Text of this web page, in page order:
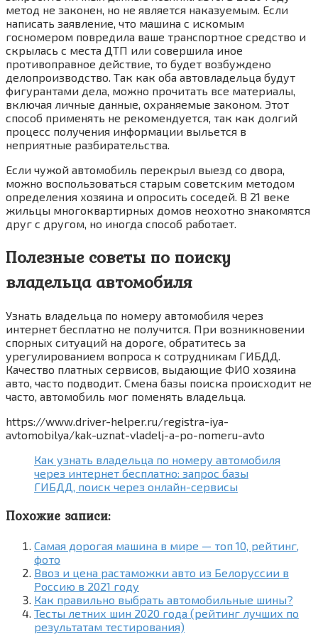
метод не законен, но не является наказуемым. Если
написать заявление, что машина с искомым
госномером повредила ваше транспортное средство и
скрылась с места ДТП или совершила иное
противоправное действие, то будет возбуждено
делопроизводство. Так как оба автовладельца будут
фигурантами дела, можно прочитать все материалы,
включая личные данные, охраняемые законом. Этот
способ применять не рекомендуется, так как долгий
процесс получения информации выльется в
неприятные разбирательства.
Если чужой автомобиль перекрыл выезд со двора,
можно воспользоваться старым советским методом
определения хозяина и опросить соседей. В 21 веке
жильцы многоквартирных домов неохотно знакомятся
друг с другом, но иногда способ работает.
Полезные советы по поиску
владельца автомобиля
Узнать владельца по номеру автомобиля через
интернет бесплатно не получится. При возникновении
спорных ситуаций на дороге, обратитесь за
урегулированием вопроса к сотрудникам ГИБДД.
Качество платных сервисов, выдающие ФИО хозяина
авто, часто подводит. Смена базы поиска происходит не
часто, автомобиль мог поменять владельца.
https://www.driver-helper.ru/registra-iya-
avtomobilya/kak-uznat-vladelj-a-po-nomeru-avto
Как узнать владельца по номеру автомобиля
через интернет бесплатно: запрос базы
ГИБДД, поиск через онлайн-сервисы
Похожие записи:
Самая дорогая машина в мире — топ 10, рейтинг,
фото
Ввоз и цена растаможки авто из Белоруссии в
Россию в 2021 году
Как правильно выбрать автомобильные шины?
Тесты летних шин 2020 года (рейтинг лучших по
результатам тестирования)